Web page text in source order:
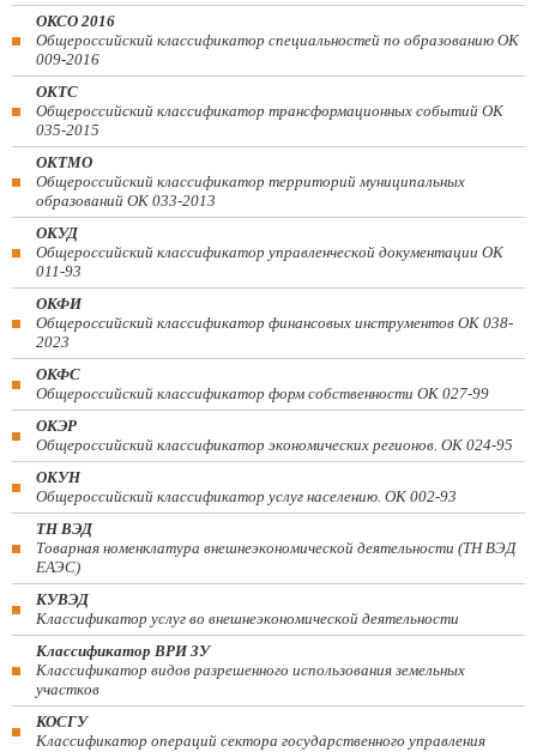
ОКСО 2016
Общероссийский классификатор специальностей по образованию ОК
009-2016
ОКТС
Общероссийский классификатор трансформационных событий ОК
035-2015
ОКТМО
Общероссийский классификатор территорий муниципальных
образований ОК 033-2013
ОКУД
Общероссийский классификатор управленческой документации ОК
011-93
ОКФИ
Общероссийский классификатор финансовых инструментов OK 038-
2023
ОКФС
Общероссийский классификатор форм собственности ОК 027-99
ОКЭР
Общероссийский классификатор экономических регионов. ОК 024-95
ОКУН
Общероссийский классификатор услуг населению. ОК 002-93
ТН ВЭД
Товарная номенклатура внешнеэкономической деятельности (ТН ВЭД
ЕАЭС)
КУВЭД
Классификатор услуг во внешнеэкономической деятельности
Классификатор ВРИ ЗУ
Классификатор видов разрешенного использования земельных
участков
КОСГУ
Классификатор операций сектора государственного управления